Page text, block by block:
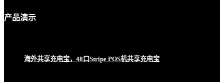
产品演示
海外共享充电宝，48口Stripe POS机共享充电宝